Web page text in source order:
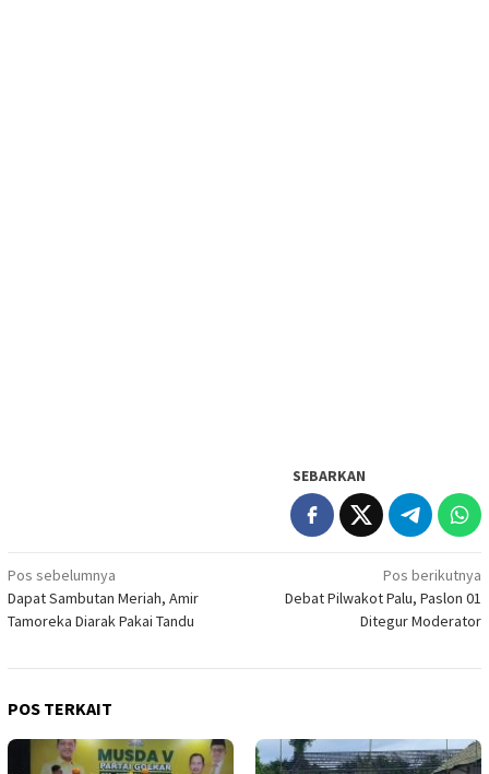
SEBARKAN
Navigasi
pos
Pos sebelumnya
Dapat Sambutan Meriah, Amir
Tamoreka Diarak Pakai Tandu
Pos berikutnya
Debat Pilwakot Palu, Paslon 01
Ditegur Moderator
POS TERKAIT